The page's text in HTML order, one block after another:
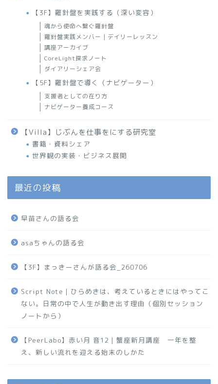
【3F】羅針盤を実践する（深い変容）
魂から使命へ繋ぐ羅針盤
羅針盤実践メンバー｜デイリーレッスン
講座アーカイブ
CoreLight探求ノート
ダイアリーシェア会
【5F】羅針盤で導く（ナビゲーター）
支援者としての在り方
ナビゲーター養成コース
【Villa】じぶんを仕事をにする研究室
書籍・資料シェア
世界観の実装・ビジネス展開
最近の投稿
早苗さんの語る会
asaちゃんの語る会
【3F】まっきーさんが語る会_260706
Script Note｜ひらめきは、考えているときにはやってこ
ない。日常の中で人生が動き出す理由（個別セッション
ノートから）
【PeerLabo】赤い月 音12｜蟹座新月講座 一年を整
え、新しい流れを迎える始末のしかた